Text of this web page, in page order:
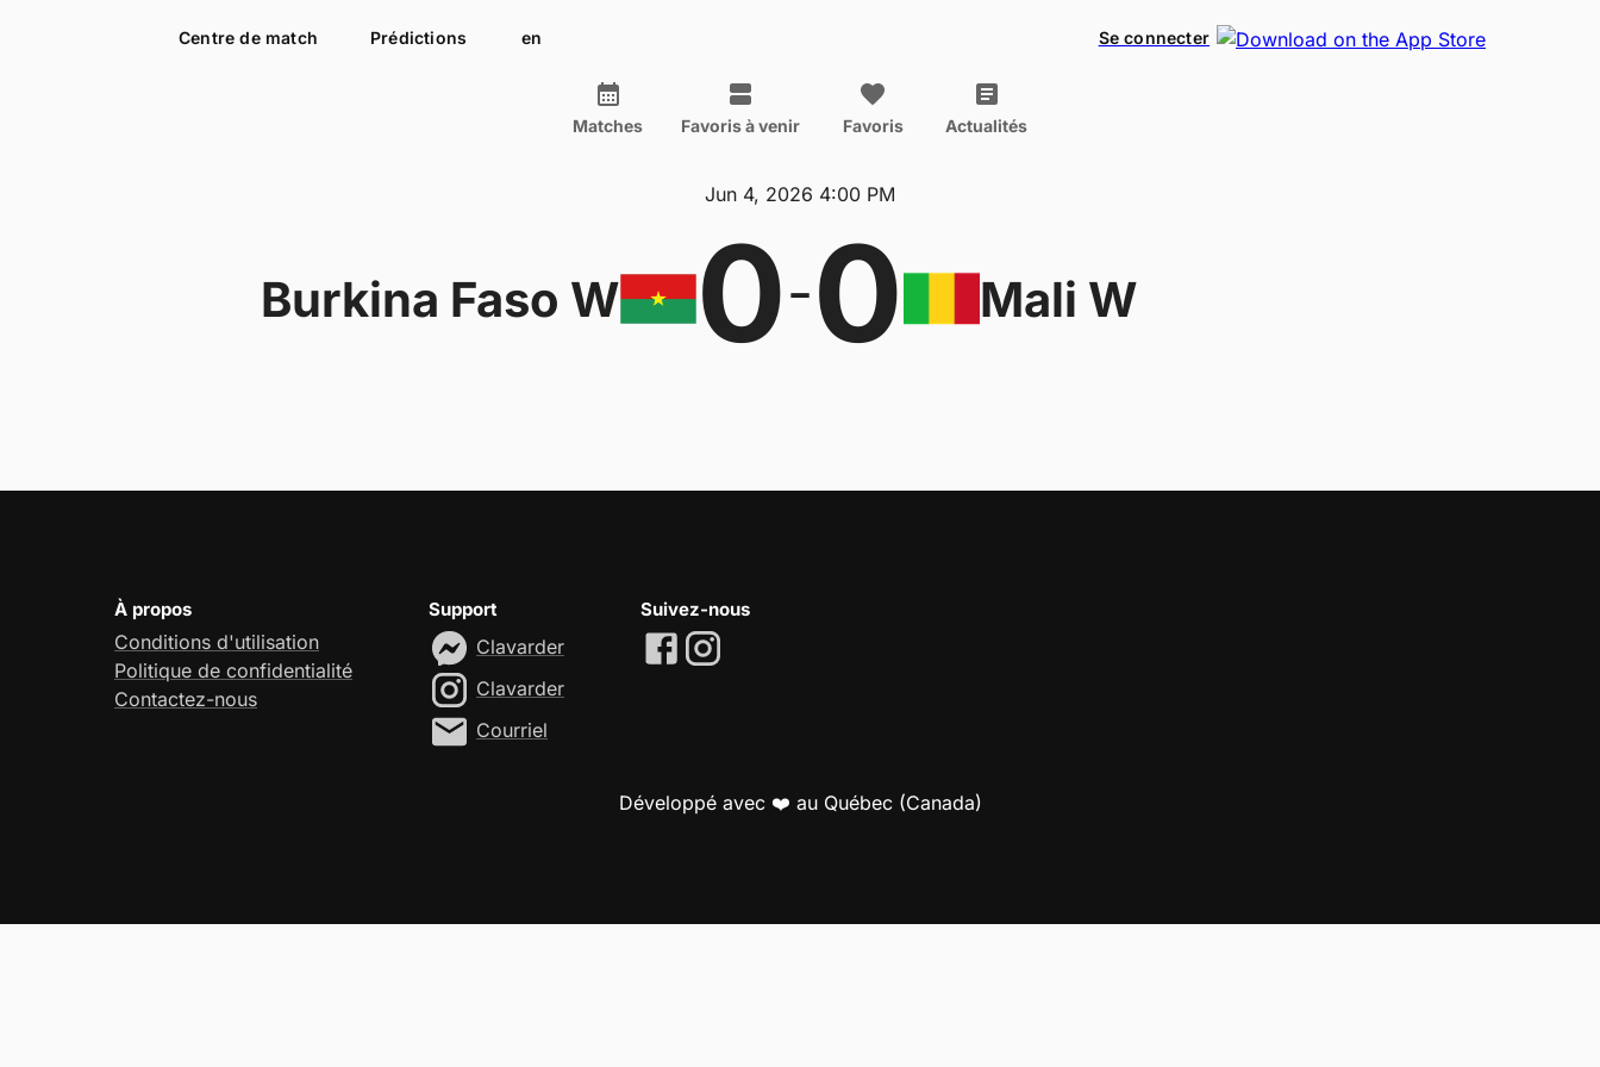
Centre de match Prédictions en Se connecter
Matches Favoris à venir Favoris Actualités
Jun 4, 2026 4:00 PM
Burkina Faso W 0-0 Mali W
À propos
Conditions d'utilisation
Politique de confidentialité
Contactez-nous
Support
Clavarder
Clavarder
Courriel
Suivez-nous
Développé avec ❤️ au Québec (Canada)